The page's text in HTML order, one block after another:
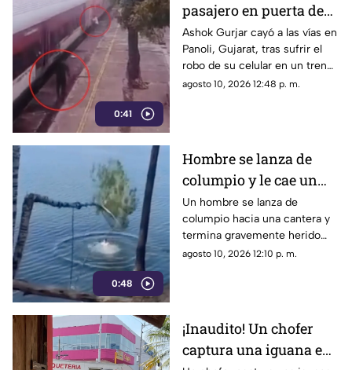
0:41
pasajero en puerta de
tren y provoca fatal
caída a las vías
Ashok Gurjar cayó a las vías en
Panoli, Gujarat, tras sufrir el
robo de su celular en un tren
en movimiento. El impactante
agosto 10, 2026 12:48 p. m.
0:48
Hombre se lanza de
columpio y le cae un
árbol encima | VIDEO
Un hombre se lanza de
columpio hacia una cantera y
termina gravemente herido
tras colapsar el árbol que lo
agosto 10, 2026 12:10 p. m.
¡Inaudito! Un chofer
captura una iguana en